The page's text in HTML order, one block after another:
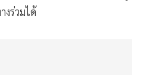
งร่วมได้